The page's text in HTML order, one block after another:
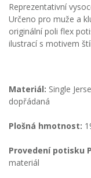
Reprezentativní
Určeno pro muže a
originální poli flex
ilustrací s motivem
Materiál: Single
dopřádaná
Plošná hmotnost:
Provedení potisku
materiál